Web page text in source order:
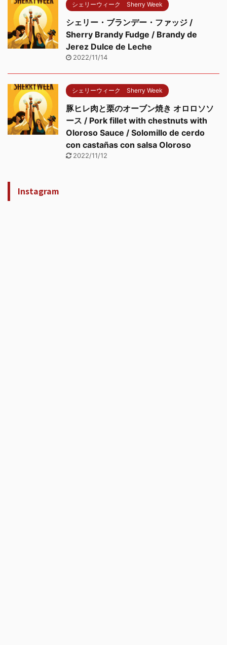
シェリーウィーク Sherry Week
シェリー・ブランデー・ファッジ /
Sherry Brandy Fudge / Brandy de
Jerez Dulce de Leche
2022/11/14
シェリーウィーク Sherry Week
豚ヒレ肉と栗のオーブン焼き オロロソソ
ース / Pork fillet with chestnuts with
Oloroso Sauce / Solomillo de cerdo
con castañas con salsa Oloroso
2022/11/12
Instagram